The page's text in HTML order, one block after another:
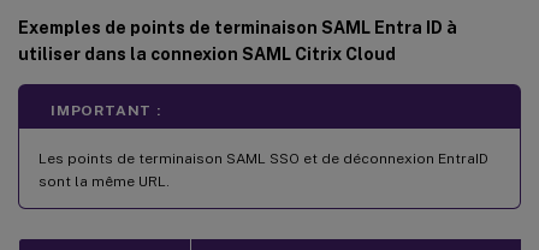
Exemples de points de terminaison SAML Entra ID à
utiliser dans la connexion SAML Citrix Cloud
IMPORTANT :
Les points de terminaison SAML SSO et de déconnexion EntraID
sont la même URL.